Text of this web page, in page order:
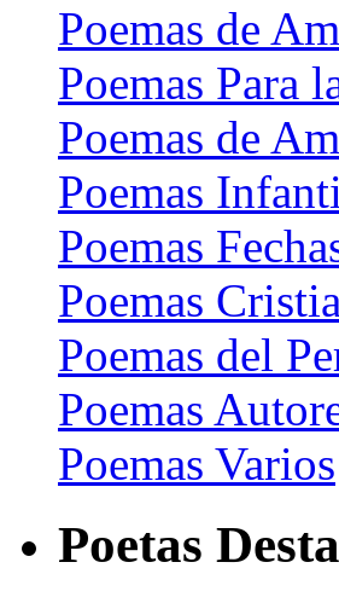
Poemas de
Poemas Para
Poemas de
Poemas
Poemas
Poemas
Poemas del
Poemas
Poemas Varios
Poetas